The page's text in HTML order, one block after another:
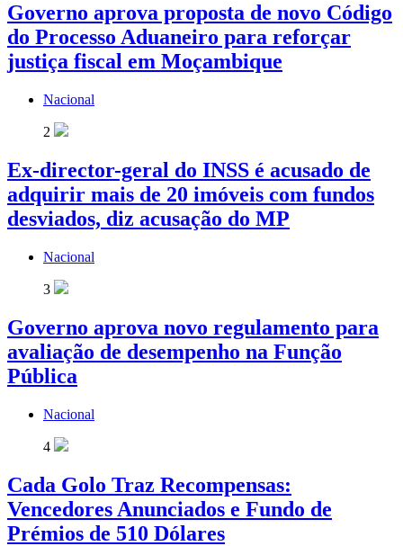
Governo aprova proposta de novo Código
do Processo Aduaneiro para reforçar
justiça fiscal em Moçambique
Nacional
2
Ex-director-geral do INSS é acusado de
adquirir mais de 20 imóveis com fundos
desviados, diz acusação do MP
Nacional
3
Governo aprova novo regulamento para
avaliação de desempenho na Função
Pública
Nacional
4
Cada Golo Traz Recompensas:
Vencedores Anunciados e Fundo de
Prémios de 510 Dólares